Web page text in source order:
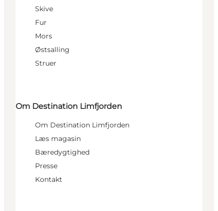
Skive
Fur
Mors
Østsalling
Struer
Om Destination Limfjorden
Om Destination Limfjorden
Læs magasin
Bæredygtighed
Presse
Kontakt